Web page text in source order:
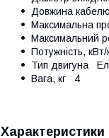
Довжина
Максимальна
Максимальний
Потужність,
Тип двигуна
Вага, кг 4
Характеристики